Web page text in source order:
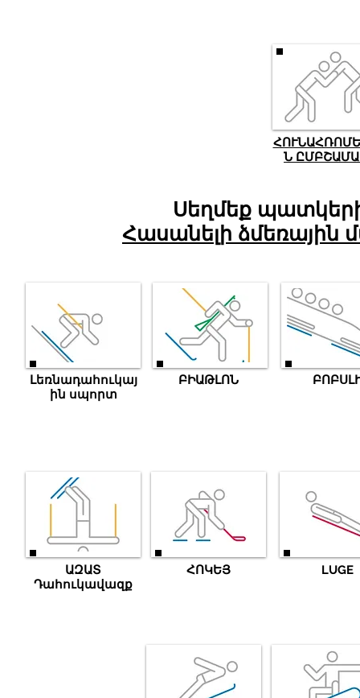
Ն
Սեղմեք
Հասանելի ձմեռային
Լեռնադահուկայ
ին սպորտ
ԲԻԱԹԼՈՆ
ԱԶԱՏ
Դահուկավազք
ՀՈԿԵՅ LUGE